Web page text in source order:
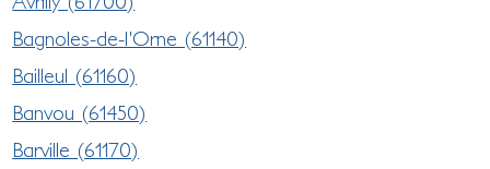
Bagnoles-de-l'Orne (61140)
Bailleul (61160)
Banvou (61450)
Barville (61170)